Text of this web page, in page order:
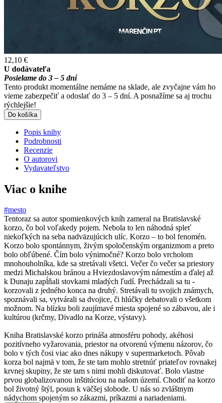
12,10 €
U dodávateľa
Posielame do 3 – 5 dní
Tento produkt momentálne nemáme na sklade, ale zvyčajne vám ho
vieme zabezpečiť a odoslať do 3 – 5 dní. A posnažíme sa aj trochu
rýchlejšie!
Do košíka
Popis knihy
Podrobnosti
Recenzie
O autorovi
Vydavateľstvo
Viac o knihe
#mesto
Tentoraz sa autor spomienkových kníh zameral na Bratislavské
korzo, čo bol voľakedy pojem. Nebola to len náhodná spleť
niekoľkých na seba nadväzujúcich ulíc. Korzo – to bol fenomén.
Korzo bolo spontánnym, živým spoločenským organizmom a preto
bolo obľúbené. Čím bolo výnimočné? Korzo bolo vrcholom
mnohouholníka, kde sa stretávali všetci. Večer čo večer sa priestory
medzi Michalskou bránou a Hviezdoslavovým námestím a ďalej až
k Dunaju zapĺňali stovkami mladých ľudí. Prechádzali sa tu -
korzovali z jedného konca na druhý. Stretávali tu svojich známych,
spoznávali sa, vytvárali sa dvojice, či hlúčky debatovali o všetkom
možnom. Na blízku boli zaujímavé miesta spojené so zábavou, ale i
kultúrou (krčmy, Divadlo na Korze, výstavy).
Kniha Bratislavské korzo prináša atmosféru pohody, akéhosi
pozitívneho vyžarovania, priestor na otvorenú výmenu názorov, čo
bolo v tých čosi viac ako dnes nákupy v supermarketoch. Pôvab
korza bol najmä v tom, že ste tam mohlo stretnúť priateľov rovnakej
krvnej skupiny, že ste tam s nimi mohli diskutovať. Bolo vlastne
prvou globalizovanou inštitúciou na našom území. Chodiť na korzo
bol životný štýl, posun k väčšej slobode. U nás so zvláštnym
nádychom spojeným so zákazmi, príkazmi a nariadeniami.